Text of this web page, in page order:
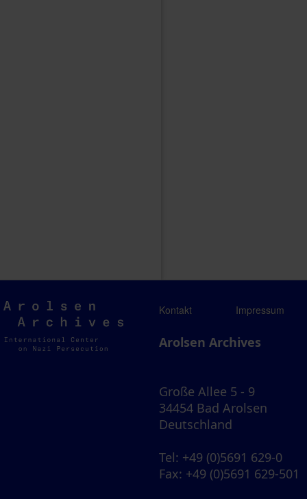
Arolsen
Archives
Kontakt Impressum
Arolsen Archives
Große Allee 5 - 9
34454 Bad Arolsen
Deutschland
Tel: +49 (0)5691 629-0
Fax: +49 (0)5691 629-501